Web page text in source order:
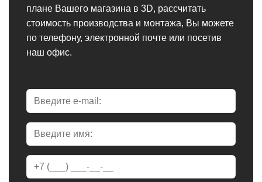
плане Вашего магазина в 3D, рассчитать
стоимость производства и монтажа, Вы можете
по телефону, электронной почте или посетив
наш офис.